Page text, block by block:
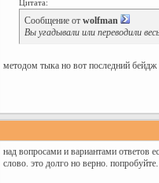
Цитата:
Сообщение от wolfman
Вы угадывали или переводили
методом тыка но вот последний
над вопросами и вариантами ответов
слово. это долго но верно. попробуйте.